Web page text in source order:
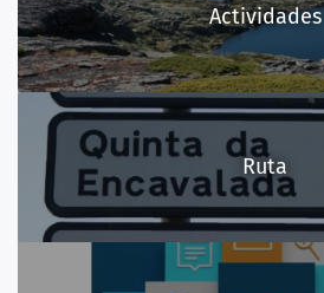
Actividades
Ruta